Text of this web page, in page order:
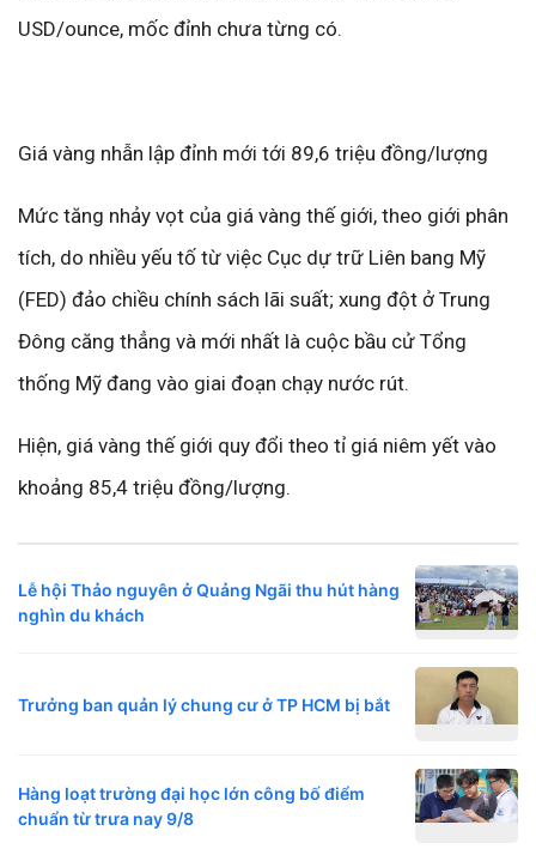
USD/ounce, mốc đỉnh chưa từng có.
Giá vàng nhẫn lập đỉnh mới tới 89,6 triệu đồng/lượng
Mức tăng nhảy vọt của giá vàng thế giới, theo giới phân
tích, do nhiều yếu tố từ việc Cục dự trữ Liên bang Mỹ
(FED) đảo chiều chính sách lãi suất; xung đột ở Trung
Đông căng thẳng và mới nhất là cuộc bầu cử Tổng
thống Mỹ đang vào giai đoạn chạy nước rút.
Hiện, giá vàng thế giới quy đổi theo tỉ giá niêm yết vào
khoảng 85,4 triệu đồng/lượng.
Lễ hội Thảo nguyên ở Quảng Ngãi thu hút hàng
nghìn du khách
Trưởng ban quản lý chung cư ở TP HCM bị bắt
Hàng loạt trường đại học lớn công bố điểm
chuẩn từ trưa nay 9/8